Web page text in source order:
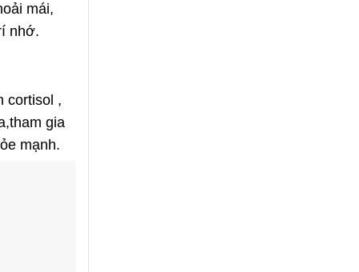
mái,
nhớ.
cortisol ,
gia
mạnh.